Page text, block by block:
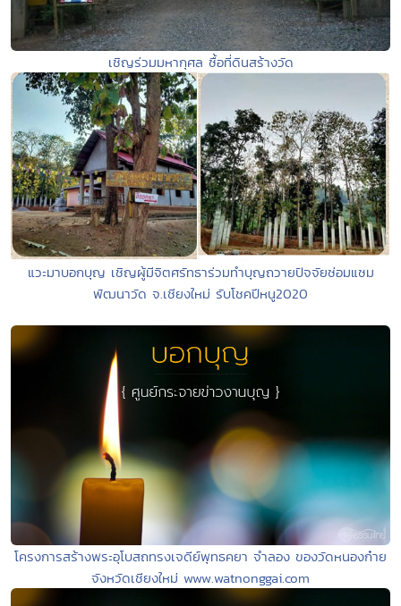
เชิญร่วมมหากุศล ซื้อที่ดินสร้างวัด
แวะมาบอกบุญ เชิญผู้มีจิตศรัทธาร่วมทำบุญถวายปัจจัยซ่อมแซม
พัฒนาวัด จ.เชียงใหม่ รับโชคปีหนู2020
โครงการสร้างพระอุโบสถทรงเจดีย์พุทธคยา จำลอง ของวัดหนองก๋าย
จังหวัดเชียงใหม่ www.watnonggai.com